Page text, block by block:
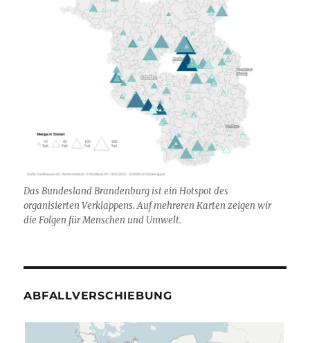
Das Bundesland Brandenburg ist ein Hotspot des
organisierten Verklappens. Auf mehreren Karten zeigen wir
die Folgen für Menschen und Umwelt.
ABFALLVERSCHIEBUNG